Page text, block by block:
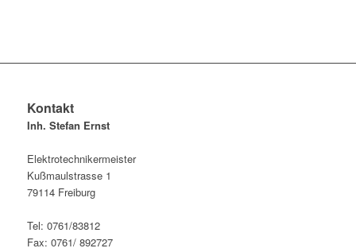
Kontakt
Inh. Stefan Ernst
Elektrotechnikermeister
Kußmaulstrasse 1
79114 Freiburg
Tel: 0761/83812
Fax: 0761/ 892727